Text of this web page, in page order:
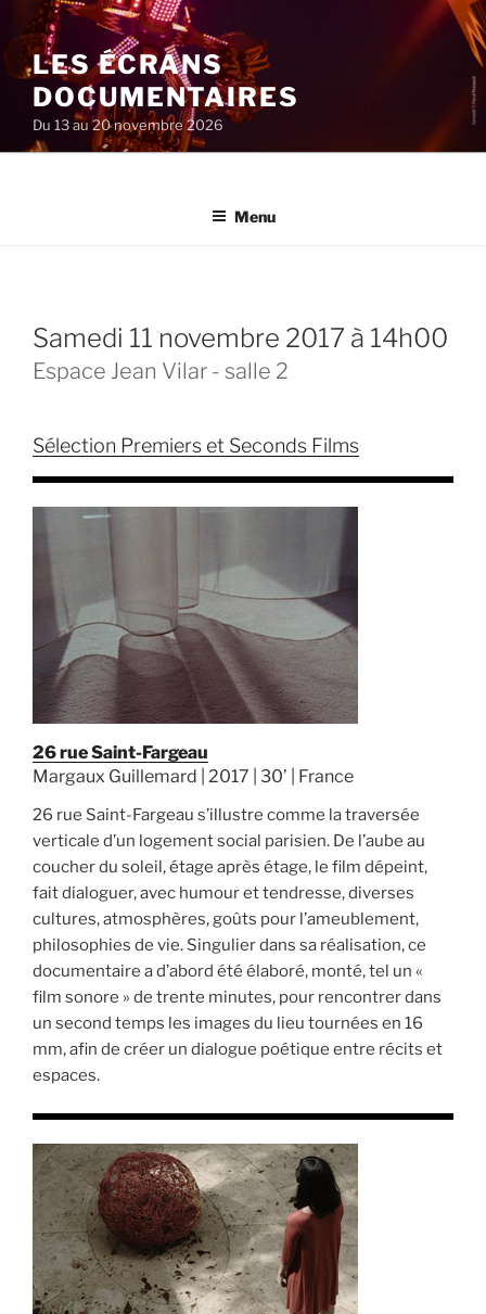
au
contenu
principal
LES ÉCRANS
DOCUMENTAIRES
Du 13 au 20 novembre 2026
Menu
samedi 11 novembre 2017 à 14h00
Espace Jean Vilar - salle 2
Sélection Premiers et Seconds Films
26 rue Saint-Fargeau
Margaux Guillemard | 2017 | 30’ | France
26 rue Saint-Fargeau s’illustre comme la traversée
verticale d’un logement social parisien. De l’aube au
coucher du soleil, étage après étage, le film dépeint,
fait dialoguer, avec humour et tendresse, diverses
cultures, atmosphères, goûts pour l’ameublement,
philosophies de vie. Singulier dans sa réalisation, ce
documentaire a d’abord été élaboré, monté, tel un «
film sonore » de trente minutes, pour rencontrer dans
un second temps les images du lieu tournées en 16
mm, afin de créer un dialogue poétique entre récits et
espaces.